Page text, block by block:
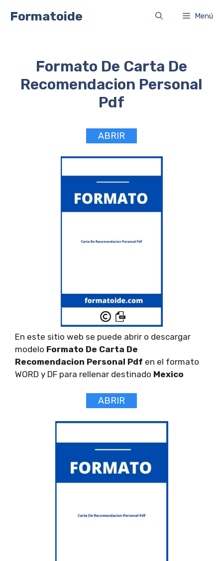
Formatoide Menú
Formato De Carta De
Recomendacion Personal
Pdf
ABRIR
En este sitio web se puede abrir o descargar
modelo Formato De Carta De
Recomendacion Personal Pdf en el formato
WORD y DF para rellenar destinado Mexico
ABRIR